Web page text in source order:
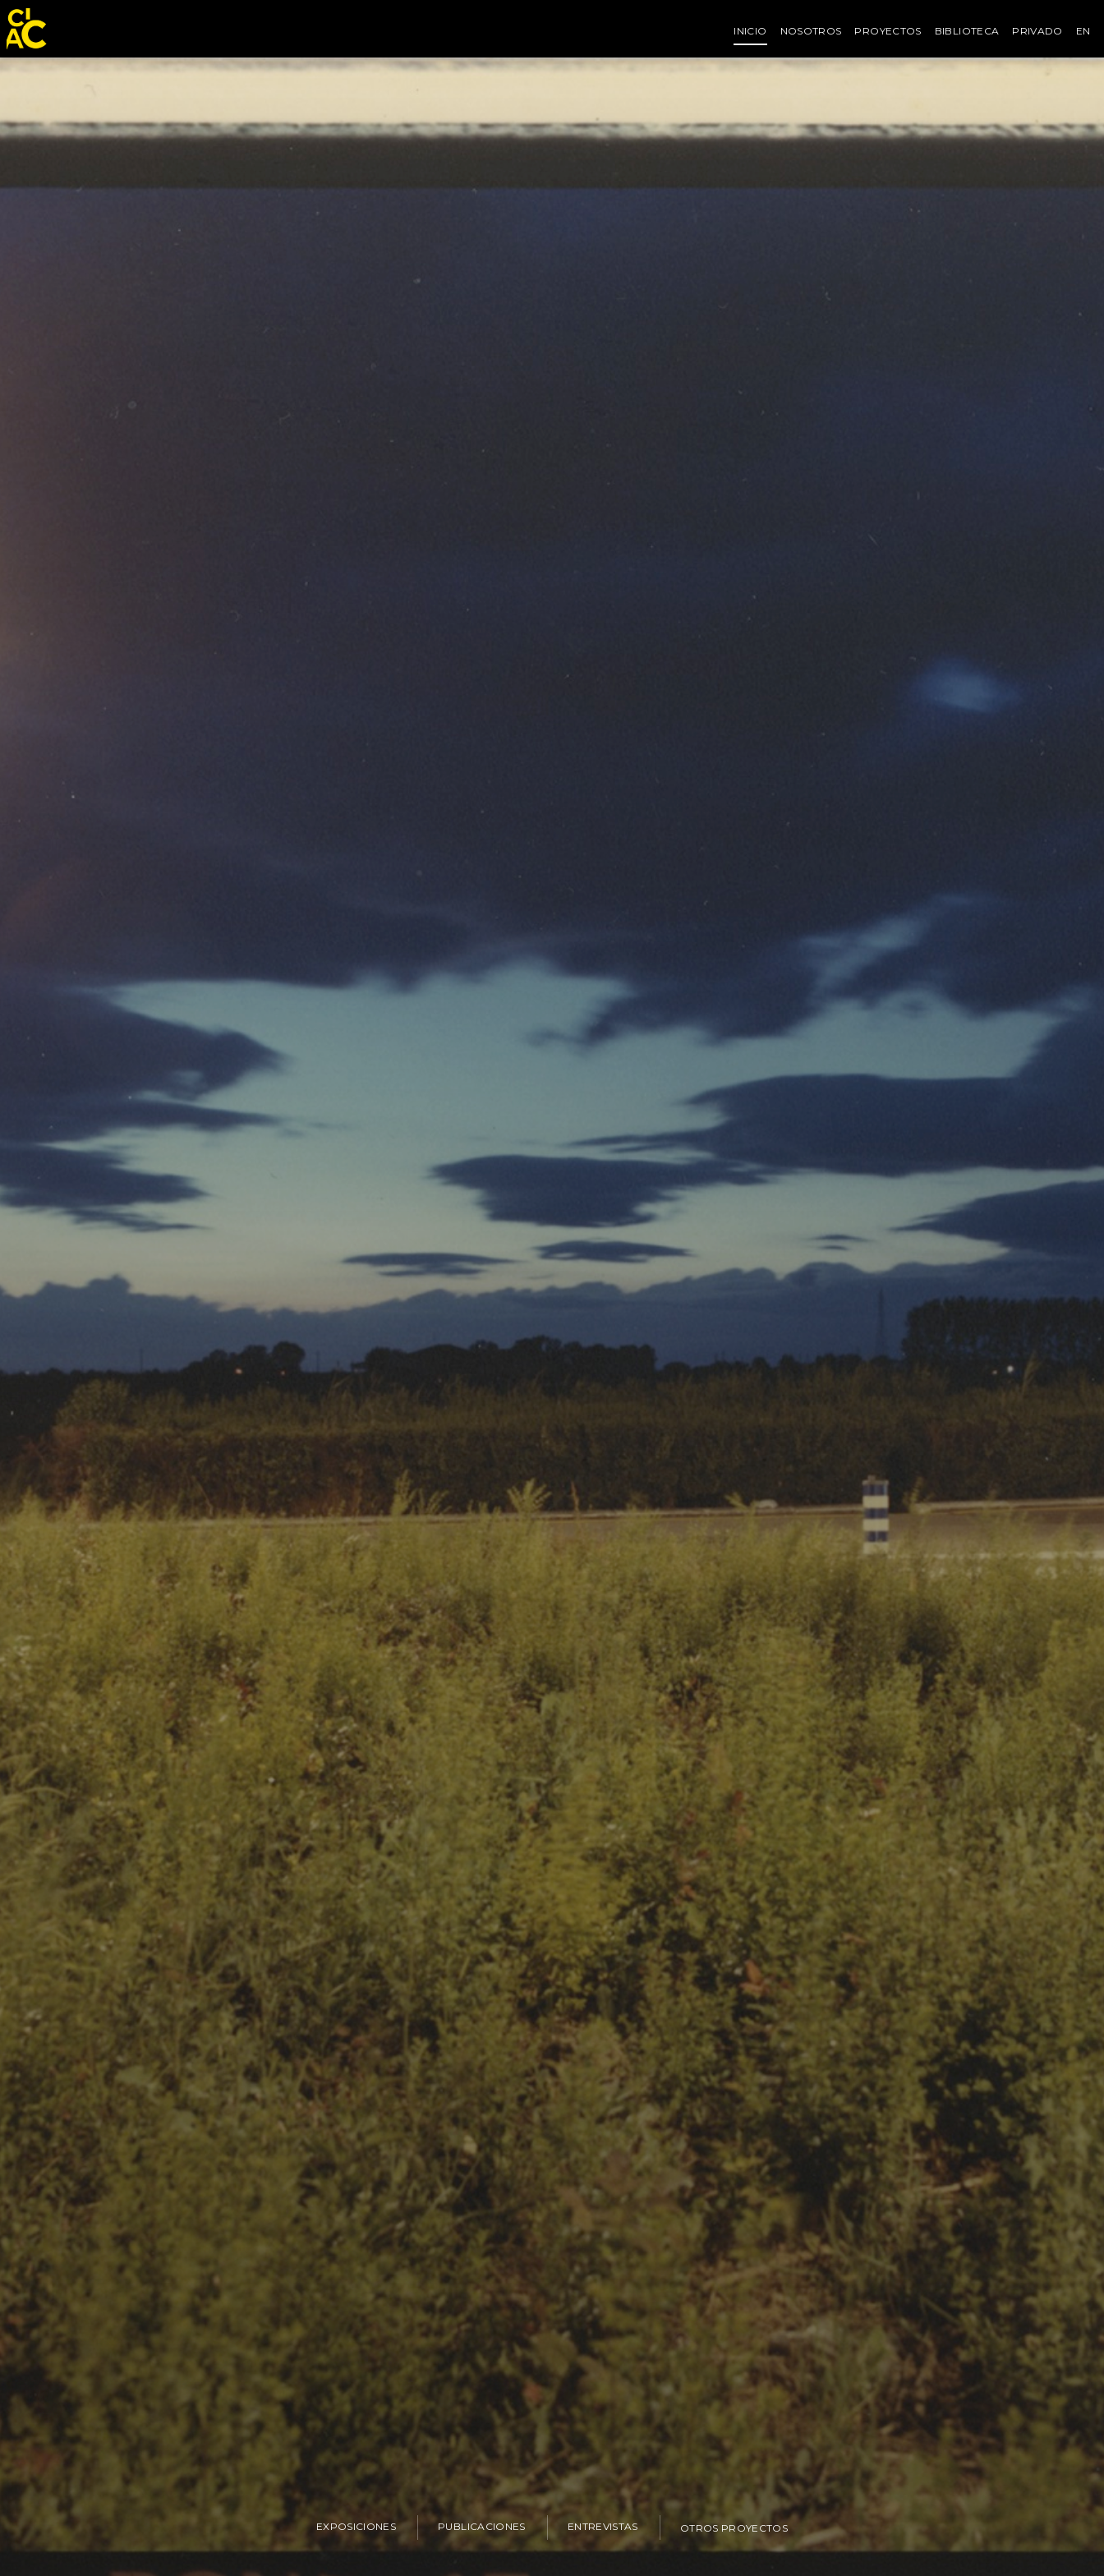
INICIO NOSOTROS PROYECTOS BIBLIOTECA PRIVADO EN
EXPOSICIONES PUBLICACIONES ENTREVISTAS OTROS PROYECTOS